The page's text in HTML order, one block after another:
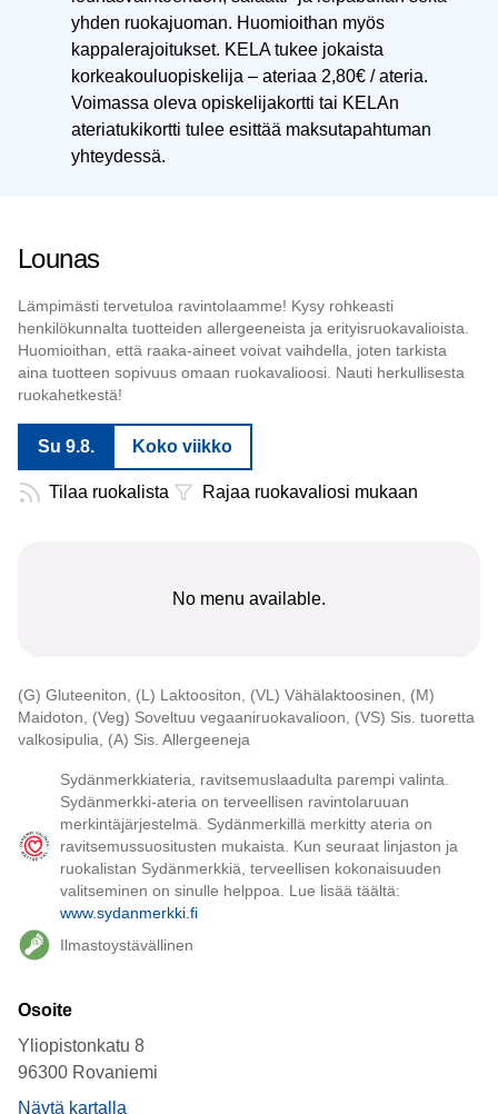
yhden ruokajuoman. Huomioithan myös
kappalerajoitukset. KELA tukee jokaista
korkeakouluopiskelija – ateriaa 2,80€ / ateria.
Voimassa oleva opiskelijakortti tai KELAn
ateriatukikortti tulee esittää maksutapahtuman
yhteydessä.
Lounas
Lämpimästi tervetuloa ravintolaamme! Kysy rohkeasti
henkilökunnalta tuotteiden allergeeneista ja erityisruokavalioista.
Huomioithan, että raaka-aineet voivat vaihdella, joten tarkista
aina tuotteen sopivuus omaan ruokavalioosi. Nauti herkullisesta
ruokahetkestä!
Su 9.8. Koko viikko
Tilaa ruokalista Rajaa ruokavaliosi mukaan
No menu available.
(G) Gluteeniton, (L) Laktoositon, (VL) Vähälaktoosinen, (M)
Maidoton, (Veg) Soveltuu vegaaniruokavalioon, (VS) Sis. tuoretta
valkosipulia, (A) Sis. Allergeeneja
Sydänmerkkiateria, ravitsemuslaadulta parempi valinta.
Sydänmerkki-ateria on terveellisen ravintolaruuan
merkintäjärjestelmä. Sydänmerkillä merkitty ateria on
ravitsemussuositusten mukaista. Kun seuraat linjaston ja
ruokalistan Sydänmerkkiä, terveellisen kokonaisuuden
valitseminen on sinulle helppoa. Lue lisää täältä:
www.sydanmerkki.fi
Ilmastoystävällinen
Osoite
Yliopistonkatu 8
96300 Rovaniemi
Näytä kartalla